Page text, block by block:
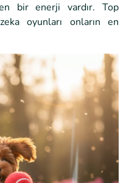
bir enerji vardır. Top
oyunları onların en